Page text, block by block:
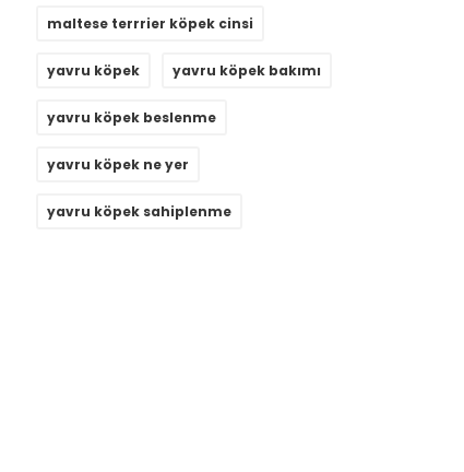
maltese terrrier köpek cinsi
yavru köpek yavru köpek bakımı
yavru köpek beslenme
yavru köpek ne yer
yavru köpek sahiplenme